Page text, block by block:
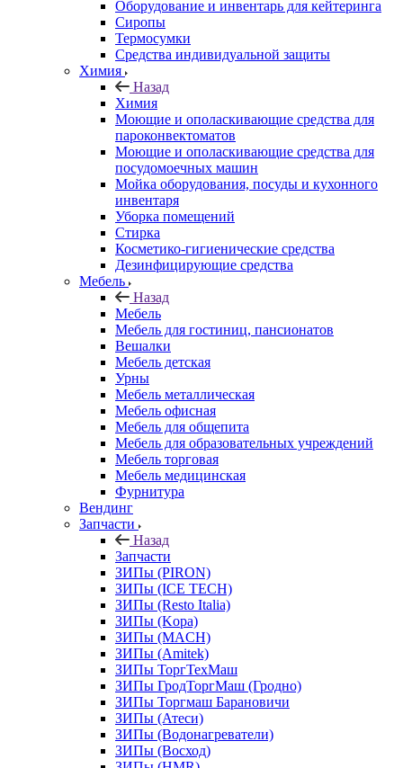
Оборудование и инвентарь для кейтеринга
Сиропы
Термосумки
Средства индивидуальной защиты
Химия
Назад
Химия
Моющие и ополаскивающие средства для
пароконвектоматов
Моющие и ополаскивающие средства для
посудомоечных машин
Мойка оборудования, посуды и кухонного
инвентаря
Уборка помещений
Стирка
Косметико-гигиенические средства
Дезинфицирующие средства
Мебель
Назад
Мебель
Мебель для гостиниц, пансионатов
Вешалки
Мебель детская
Урны
Мебель металлическая
Мебель офисная
Мебель для общепита
Мебель для образовательных учреждений
Мебель торговая
Мебель медицинская
Фурнитура
Вендинг
Запчасти
Назад
Запчасти
ЗИПы (PIRON)
ЗИПы (ICE TECH)
ЗИПы (Resto Italia)
ЗИПы (Kopa)
ЗИПы (MACH)
ЗИПы (Amitek)
ЗИПы ТоргТехМаш
ЗИПы ГродТоргМаш (Гродно)
ЗИПы Торгмаш Барановичи
ЗИПы (Атеси)
ЗИПы (Водонагреватели)
ЗИПы (Восход)